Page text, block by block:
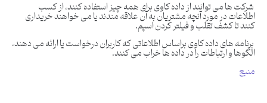
شرکت ها می توانند از داده کاوی برای همه چیز استفاده کنند، از کسب
اطلاعات در مورد آنچه مشتریان به آن علاقه مندند یا می خواهند خریداری
کنند تا کشف تقلب و فیلتر کردن اسپم.
برنامه های داده کاوی براساس اطلاعاتی که کاربران درخواست یا ارائه می دهند،
الگوها و ارتباطات را در داده ها خراب می کنند.
منبع